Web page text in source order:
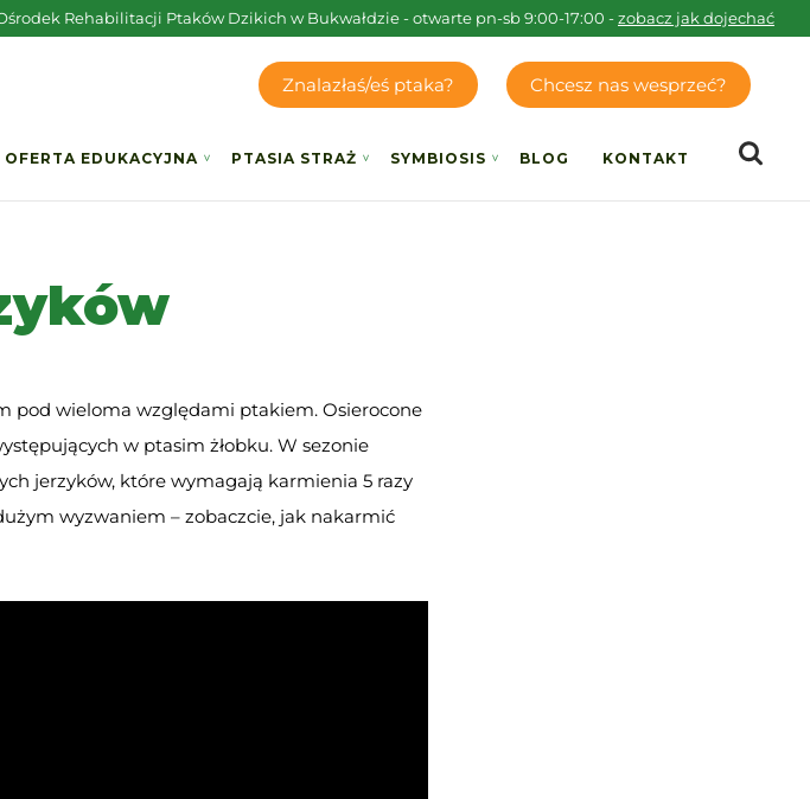
Rehabilitacji Ptaków Dzikich w Bukwałdzie - otwarte pn-sb 9:00-17:00 -zobacz jak dojechać
Znalazłaś/eś ptaka? Chcesz nas wesprzeć?
OFERTA EDUKACYJNA PTASIA STRAŻ SYMBIOSIS BLOG KONTAKT
pod wieloma względami ptakiem. Osierocone
w ptasim żłobku. W sezonie
jerzyków, które wymagają karmienia 5 razy
wyzwaniem – zobaczcie, jak nakarmić